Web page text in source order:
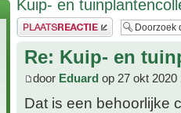
Kuip- en
Plaats een reactie
Re: Kuip- en
door Eduard op 27 okt 2020
Dat is een behoorlijke